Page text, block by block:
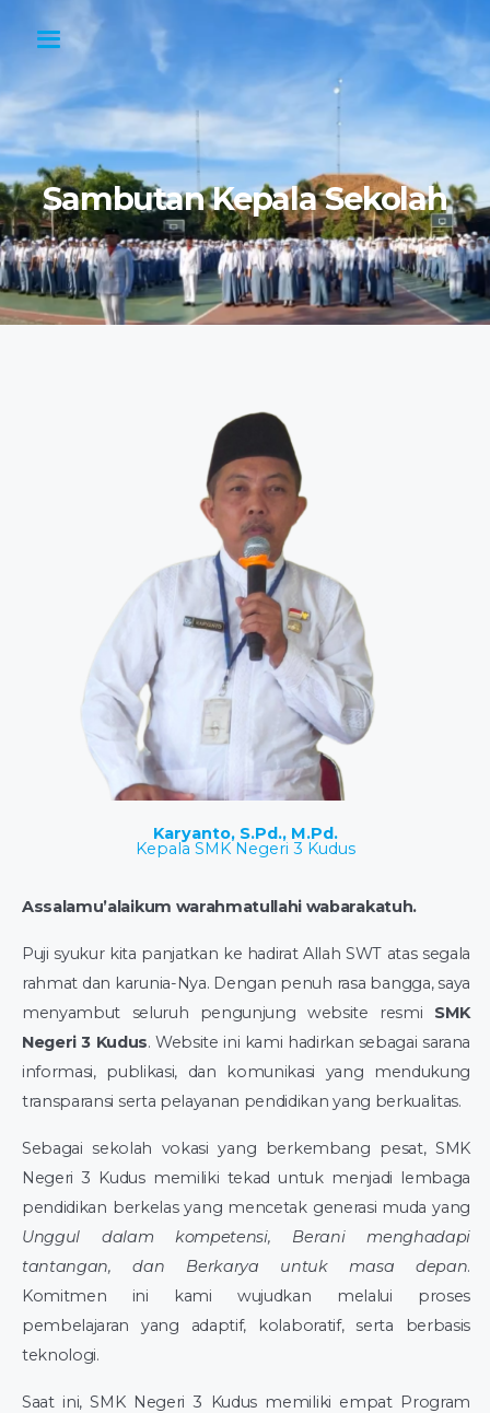
Sambutan Kepala Sekolah
Karyanto, S.Pd., M.Pd.
Kepala SMK Negeri 3 Kudus
Assalamu’alaikum warahmatullahi wabarakatuh.
Puji syukur kita panjatkan ke hadirat Allah SWT atas segala
rahmat dan karunia-Nya. Dengan penuh rasa bangga, saya
menyambut seluruh pengunjung website resmi SMK
Negeri 3 Kudus. Website ini kami hadirkan sebagai sarana
informasi, publikasi, dan komunikasi yang mendukung
transparansi serta pelayanan pendidikan yang berkualitas.
Sebagai sekolah vokasi yang berkembang pesat, SMK
Negeri 3 Kudus memiliki tekad untuk menjadi lembaga
pendidikan berkelas yang mencetak generasi muda yang
Unggul dalam kompetensi, Berani menghadapi
tantangan, dan Berkarya untuk masa depan.
Komitmen ini kami wujudkan melalui proses
pembelajaran yang adaptif, kolaboratif, serta berbasis
teknologi.
Saat ini, SMK Negeri 3 Kudus memiliki empat Program